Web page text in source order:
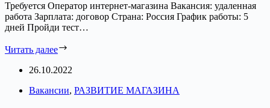
Требуется Оператор интернет-магазина Вакансия: удаленная
работа Зарплата: договор Страна: Россия График работы: 5
дней Пройди тест…
Читать далее
26.10.2022
Вакансии, РАЗВИТИЕ МАГАЗИНА